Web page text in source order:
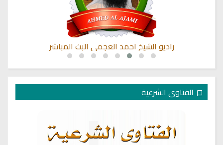
راديو الشيخ احمد العجمي البث المباشر
الفتاوى الشرعية